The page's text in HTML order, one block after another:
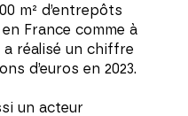
m² d’entrepôts
France comme à
a réalisé un chiffre
d’euros en 2023.
un acteur